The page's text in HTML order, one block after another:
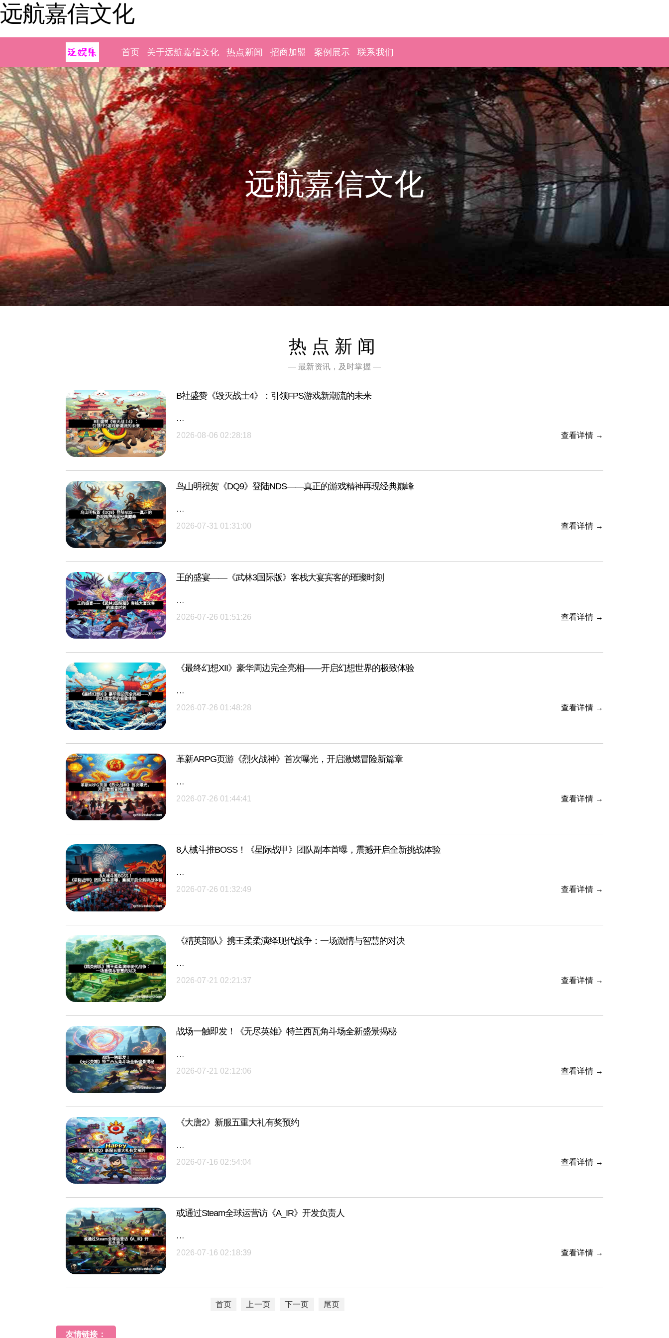
远航嘉信文化
首页 关于远航嘉信文化 热点新闻 招商加盟 案例展示 联系我们
远航嘉信文化
热点新闻
— 最新资讯，及时掌握 —
B社盛赞《毁灭战士4》：引领FPS游戏新潮流的未来
···
2026-08-06 02:28:18
查看详情 →
鸟山明祝贺《DQ9》登陆NDS——真正的游戏精神再现经典巅峰
···
2026-07-31 01:31:00
查看详情 →
王的盛宴——《武林3国际版》客栈大宴宾客的璀璨时刻
···
2026-07-26 01:51:26
查看详情 →
《最终幻想XII》豪华周边完全亮相——开启幻想世界的极致体验
···
2026-07-26 01:48:28
查看详情 →
革新ARPG页游《烈火战神》首次曝光，开启激燃冒险新篇章
···
2026-07-26 01:44:41
查看详情 →
8人械斗推BOSS！《星际战甲》团队副本首曝，震撼开启全新挑战体验
···
2026-07-26 01:32:49
查看详情 →
《精英部队》携王柔柔演绎现代战争：一场激情与智慧的对决
···
2026-07-21 02:21:37
查看详情 →
战场一触即发！《无尽英雄》特兰西瓦角斗场全新盛景揭秘
···
2026-07-21 02:12:06
查看详情 →
《大唐2》新服五重大礼有奖预约
···
2026-07-16 02:54:04
查看详情 →
或通过Steam全球运营访《A_IR》开发负责人
···
2026-07-16 02:18:39
查看详情 →
首页 上一页 下一页 尾页
友情链接：